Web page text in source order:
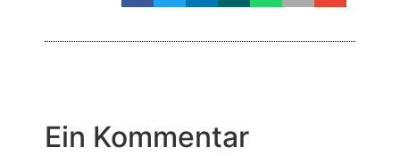
Ein Kommentar